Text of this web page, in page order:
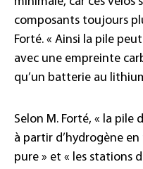
composants toujours
Forté. « Ainsi la pile
avec une empreinte
qu’un batterie au
Selon M. Forté, « la
à partir d’hydrogène
pure » et « les stations